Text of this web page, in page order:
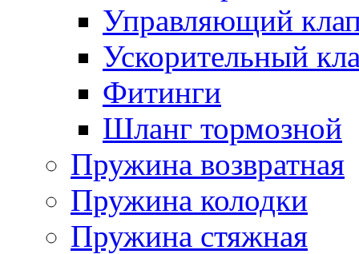
Управляющий
Ускорительный
Фитинги
Шланг тормозной
Пружина возвратная
Пружина колодки
Пружина стяжная